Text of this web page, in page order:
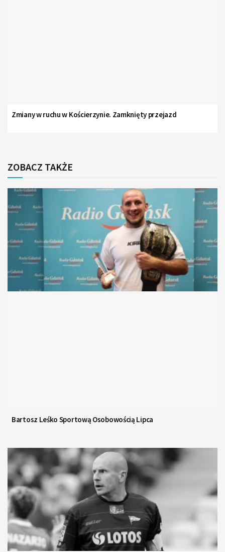
Zmiany w ruchu w Kościerzynie. Zamknięty przejazd
ZOBACZ TAKŻE
Bartosz Leśko Sportową Osobowością Lipca